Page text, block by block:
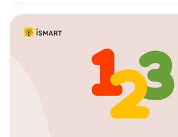
слова в речевых оборотах. Если
то эта тема больше никогда не
вопросов у учащихся.